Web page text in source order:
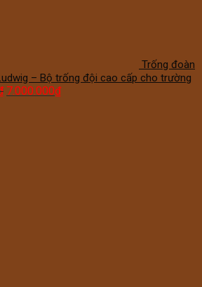
Trống đoàn
– Bộ trống đội cao cấp cho trường
7.000.000₫